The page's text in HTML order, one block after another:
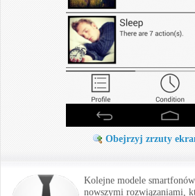
Obejrzyj zrzuty
Kolejne modele
nowszymi rozwiązaniami,